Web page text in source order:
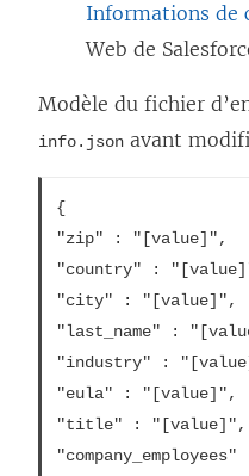
Informations de
Web de
Modèle du fichier
info.json avant
{
"zip" : "[value]",
"country" :
"city" : "[value]",
"last_name" :
"industry" :
"eula" : "[value]",
"title" : "[value]",